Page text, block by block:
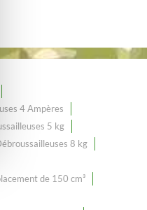
4 Ampères
5 kg
8 kg
de 150 cm³